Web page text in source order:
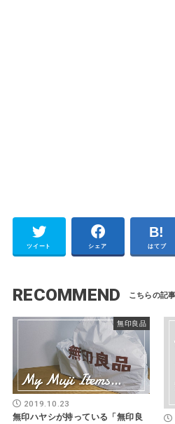
ツイート シェア はてブ
RECOMMEND
無印良品
2019.10.23
無印ハヤシが持っている「無印良